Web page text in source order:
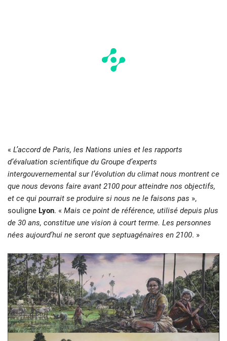
« L’accord de Paris, les Nations unies et les rapports
d’évaluation scientifique du Groupe d’experts
intergouvernemental sur l’évolution du climat nous montrent ce
que nous devons faire avant 2100 pour atteindre nos objectifs,
et ce qui pourrait se produire si nous ne le faisons pas »,
souligne Lyon. « Mais ce point de référence, utilisé depuis plus
de 30 ans, constitue une vision à court terme. Les personnes
nées aujourd’hui ne seront que septuagénaires en 2100. »